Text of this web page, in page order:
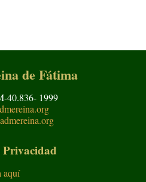
de Fátima
40.836- 1999
Privacidad
aquí